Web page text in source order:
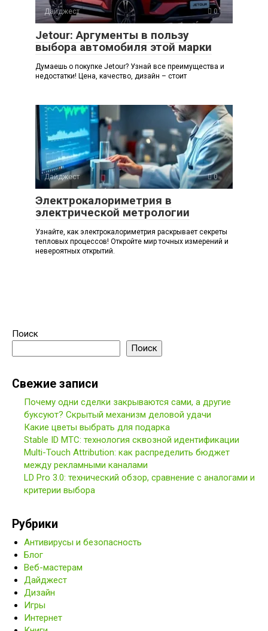
Дайджест 0
Jetour: Аргументы в пользу
выбора автомобиля этой марки
Думаешь о покупке Jetour? Узнай все преимущества и
недостатки! Цена, качество, дизайн – стоит
Дайджест 0
Электрокалориметрия в
электрической метрологии
Узнайте, как электрокалориметрия раскрывает секреты
тепловых процессов! Откройте мир точных измерений и
невероятных открытий.
Поиск
Поиск
Свежие записи
Почему одни сделки закрываются сами, а другие
буксуют? Скрытый механизм деловой удачи
Какие цветы выбрать для подарка
Stable ID МТС: технология сквозной идентификации
Multi-Touch Attribution: как распределить бюджет
между рекламными каналами
LD Pro 3.0: технический обзор, сравнение с аналогами и
критерии выбора
Рубрики
Антивирусы и безопасность
Блог
Веб-мастерам
Дайджест
Дизайн
Игры
Интернет